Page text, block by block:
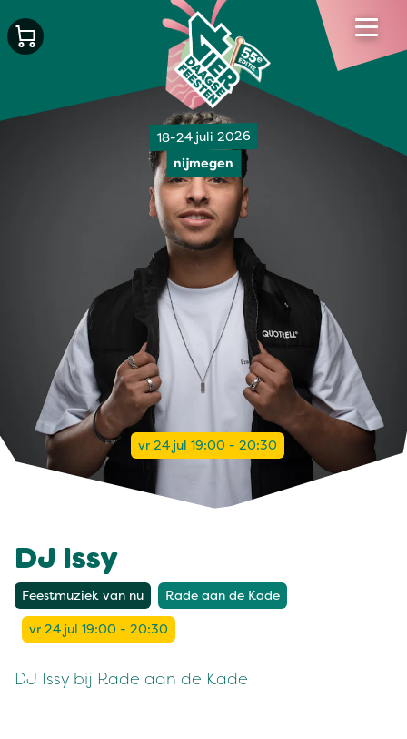
18-24 juli 2026
nijmegen
vr 24 jul 19:00 - 20:30
DJ Issy
Feestmuziek van nu Rade aan de Kade
vr 24 jul 19:00 - 20:30
DJ Issy bij Rade aan de Kade